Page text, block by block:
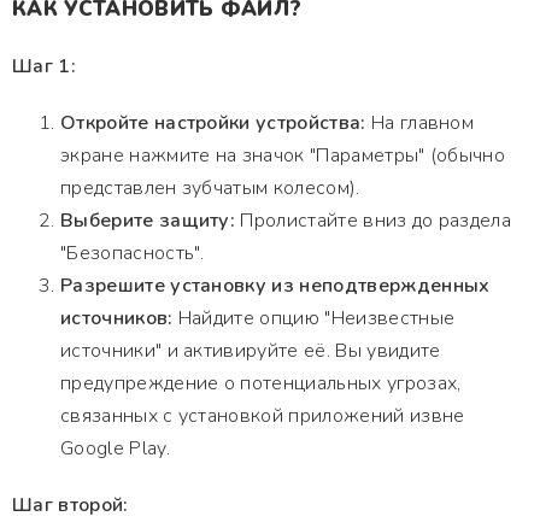
КАК УСТАНОВИТЬ ФАЙЛ?
Шаг 1:
Откройте настройки устройства: На главном
экране нажмите на значок "Параметры" (обычно
представлен зубчатым колесом).
Выберите защиту: Пролистайте вниз до раздела
"Безопасность".
Разрешите установку из неподтвержденных
источников: Найдите опцию "Неизвестные
источники" и активируйте её. Вы увидите
предупреждение о потенциальных угрозах,
связанных с установкой приложений извне
Google Play.
Шаг второй: